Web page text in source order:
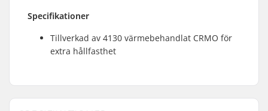
Specifikationer
Tillverkad av 4130 värmebehandlat CRMO för
extra hållfasthet